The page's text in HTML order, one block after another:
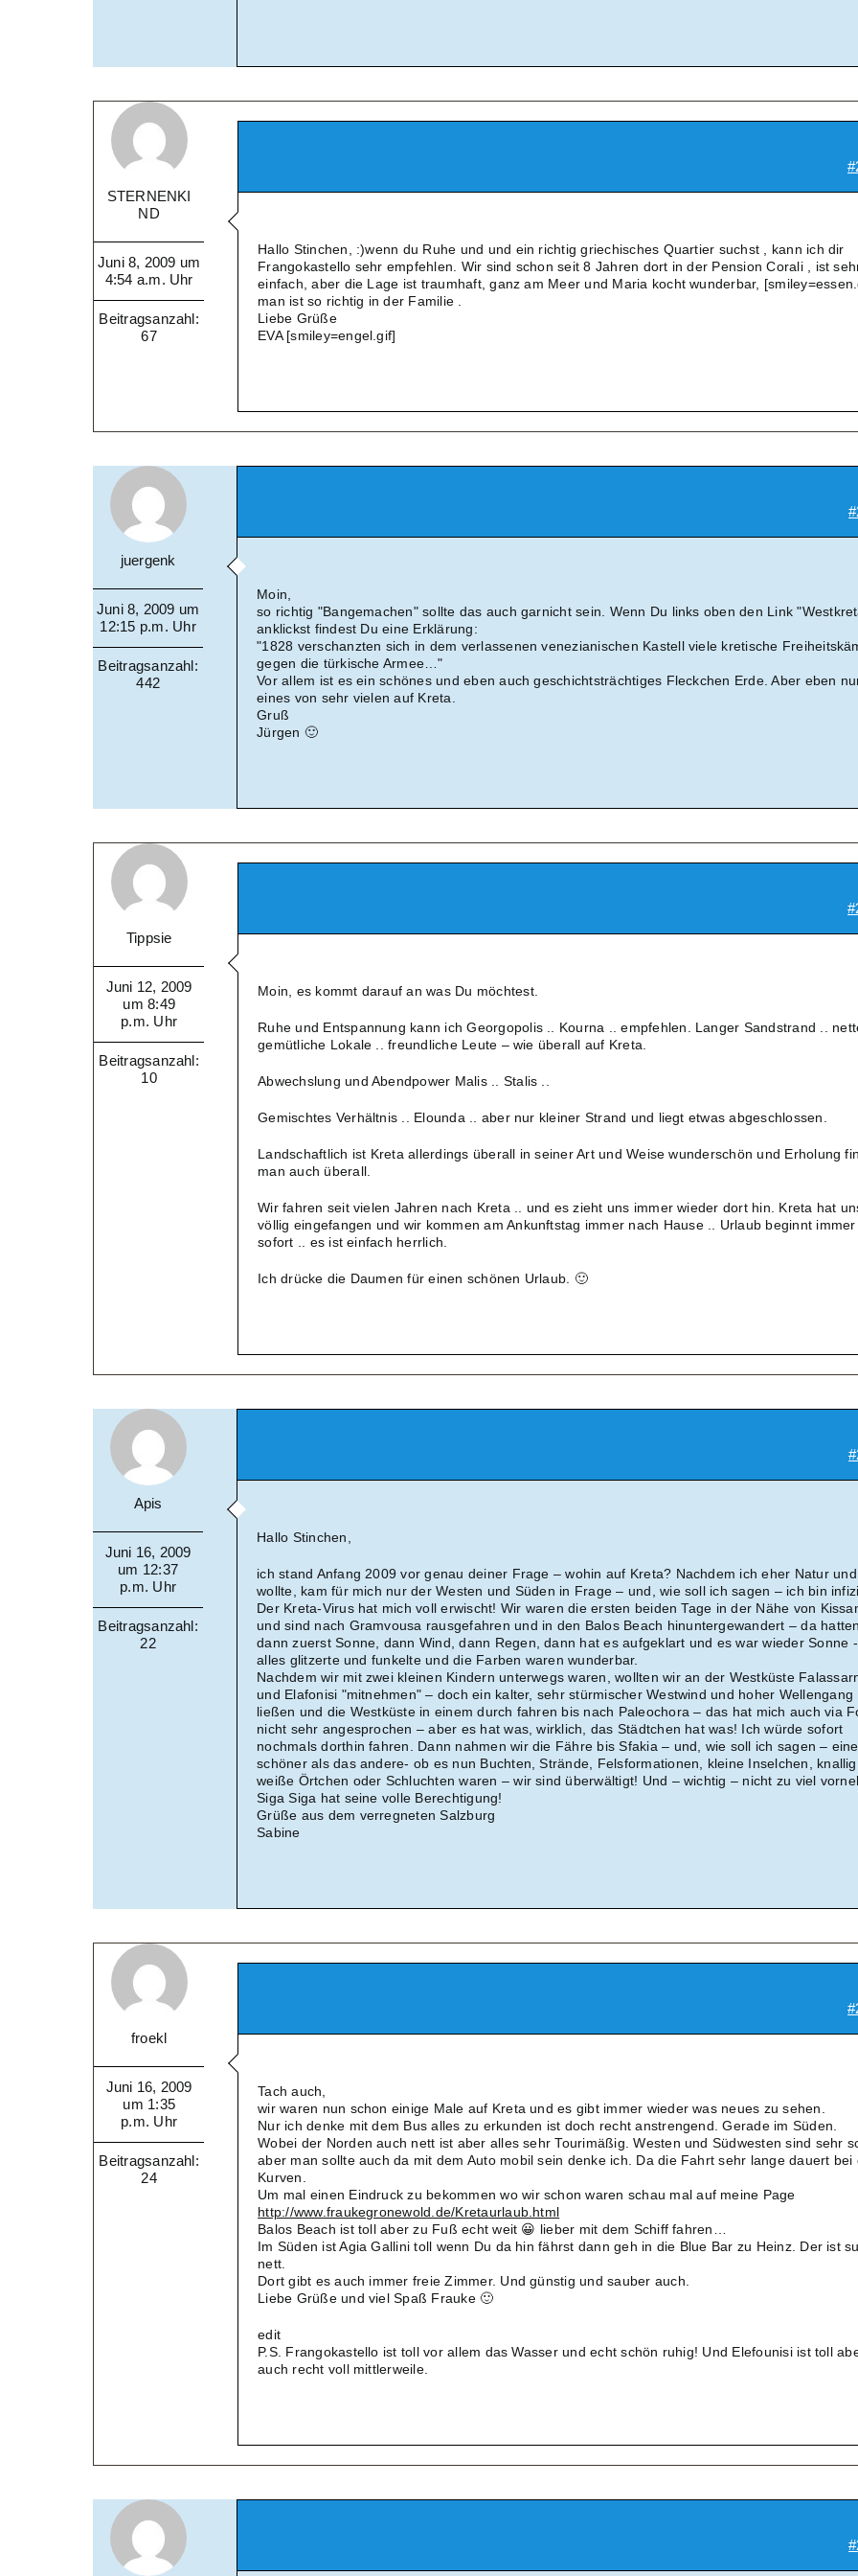
STERNENKI
ND
Juni 8, 2009 um
4:54 a.m. Uhr
Beitragsanzahl:
67
Hallo Stinchen, :)wenn du Ruhe und und ein richtig griechisches Quartier suchst , kann ich dir
Frangokastello sehr empfehlen. Wir sind schon seit 8 Jahren dort in der Pension Corali , ist
einfach, aber die Lage ist traumhaft, ganz am Meer und Maria kocht wunderbar,
man ist so richtig in der Familie .
Liebe Grüße
EVA [smiley=engel.gif]
juergenk
Juni 8, 2009 um
12:15 p.m. Uhr
Beitragsanzahl:
442
Moin,
so richtig "Bangemachen" sollte das auch garnicht sein. Wenn Du links oben den Link
anklickst findest Du eine Erklärung:
"1828 verschanzten sich in dem verlassenen venezianischen Kastell viele kretische
gegen die türkische Armee…"
Vor allem ist es ein schönes und eben auch geschichtsträchtiges Fleckchen Erde. Aber eben
eines von sehr vielen auf Kreta.
Gruß
Jürgen 🙂
Tippsie
Juni 12, 2009
um 8:49
p.m. Uhr
Beitragsanzahl:
10
Moin, es kommt darauf an was Du möchtest.
Ruhe und Entspannung kann ich Georgopolis .. Kourna .. empfehlen. Langer Sandstrand ..
gemütliche Lokale .. freundliche Leute – wie überall auf Kreta.
Abwechslung und Abendpower Malis .. Stalis ..
Gemischtes Verhältnis .. Elounda .. aber nur kleiner Strand und liegt etwas abgeschlossen.
Landschaftlich ist Kreta allerdings überall in seiner Art und Weise wunderschön und Erholung
man auch überall.
Wir fahren seit vielen Jahren nach Kreta .. und es zieht uns immer wieder dort hin. Kreta hat
völlig eingefangen und wir kommen am Ankunftstag immer nach Hause .. Urlaub beginnt immer
sofort .. es ist einfach herrlich.
Ich drücke die Daumen für einen schönen Urlaub. 🙂
Apis
Juni 16, 2009
um 12:37
p.m. Uhr
Beitragsanzahl:
22
Hallo Stinchen,
ich stand Anfang 2009 vor genau deiner Frage – wohin auf Kreta? Nachdem ich eher Natur
wollte, kam für mich nur der Westen und Süden in Frage – und, wie soll ich sagen – ich bin
Der Kreta-Virus hat mich voll erwischt! Wir waren die ersten beiden Tage in der Nähe von
und sind nach Gramvousa rausgefahren und in den Balos Beach hinuntergewandert – da
dann zuerst Sonne, dann Wind, dann Regen, dann hat es aufgeklart und es war wieder Sonne
alles glitzerte und funkelte und die Farben waren wunderbar.
Nachdem wir mit zwei kleinen Kindern unterwegs waren, wollten wir an der Westküste
und Elafonisi "mitnehmen" – doch ein kalter, sehr stürmischer Westwind und hoher Wellengang
ließen und die Westküste in einem durch fahren bis nach Paleochora – das hat mich auch via
nicht sehr angesprochen – aber es hat was, wirklich, das Städtchen hat was! Ich würde sofort
nochmals dorthin fahren. Dann nahmen wir die Fähre bis Sfakia – und, wie soll ich sagen –
schöner als das andere- ob es nun Buchten, Strände, Felsformationen, kleine Inselchen, knallig
weiße Örtchen oder Schluchten waren – wir sind überwältigt! Und – wichtig – nicht zu viel
Siga Siga hat seine volle Berechtigung!
Grüße aus dem verregneten Salzburg
Sabine
froekl
Juni 16, 2009
um 1:35
p.m. Uhr
Beitragsanzahl:
24
Tach auch,
wir waren nun schon einige Male auf Kreta und es gibt immer wieder was neues zu sehen.
Nur ich denke mit dem Bus alles zu erkunden ist doch recht anstrengend. Gerade im Süden.
Wobei der Norden auch nett ist aber alles sehr Tourimäßig. Westen und Südwesten sind sehr
aber man sollte auch da mit dem Auto mobil sein denke ich. Da die Fahrt sehr lange dauert bei
Kurven.
Um mal einen Eindruck zu bekommen wo wir schon waren schau mal auf meine Page
http://www.fraukegronewold.de/Kretaurlaub.html
Balos Beach ist toll aber zu Fuß echt weit 😀 lieber mit dem Schiff fahren…
Im Süden ist Agia Gallini toll wenn Du da hin fährst dann geh in die Blue Bar zu Heinz. Der ist
nett.
Dort gibt es auch immer freie Zimmer. Und günstig und sauber auch.
Liebe Grüße und viel Spaß Frauke 🙂
edit
P.S. Frangokastello ist toll vor allem das Wasser und echt schön ruhig! Und Elefounisi ist toll
auch recht voll mittlerweile.